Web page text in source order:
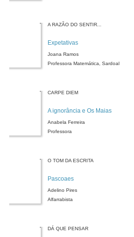
A RAZÃO DO SENTIR...
Expetativas
Joana Ramos
Professora Matemática, Sardoal
CARPE DIEM
A ignorância e Os Maias
Anabela Ferreira
Professora
O TOM DA ESCRITA
Pascoaes
Adelino Pires
Alfarrabista
DÁ QUE PENSAR